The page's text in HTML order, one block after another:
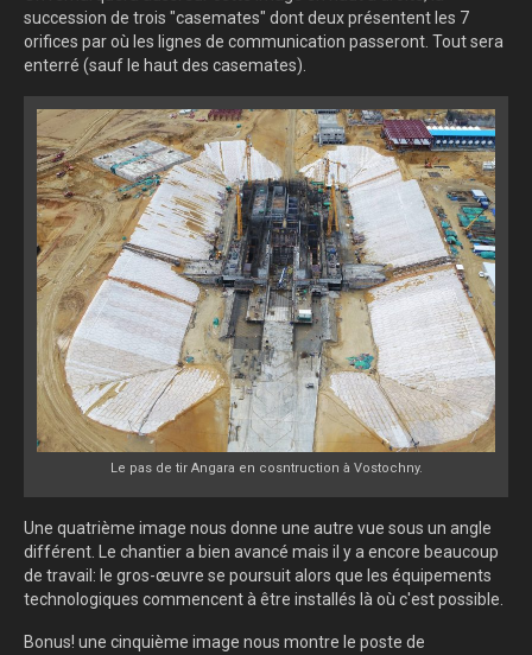
succession de trois "casemates" dont deux présentent les 7
orifices par où les lignes de communication passeront. Tout sera
enterré (sauf le haut des casemates).
Le pas de tir Angara en cosntruction à Vostochny.
Une quatrième image nous donne une autre vue sous un angle
différent. Le chantier a bien avancé mais il y a encore beaucoup
de travail: le gros-œuvre se poursuit alors que les équipements
technologiques commencent à être installés là où c'est possible.
Bonus! une cinquième image nous montre le poste de